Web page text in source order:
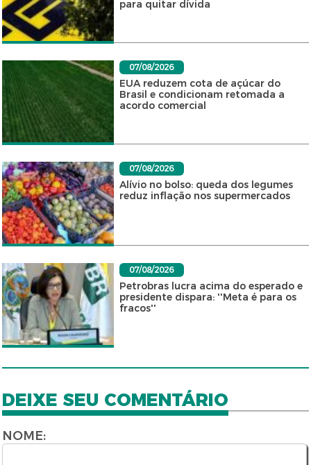
para quitar dívida
07/08/2026
EUA reduzem cota de açúcar do
Brasil e condicionam retomada a
acordo comercial
07/08/2026
Alívio no bolso: queda dos legumes
reduz inflação nos supermercados
07/08/2026
Petrobras lucra acima do esperado e
presidente dispara: ''Meta é para os
fracos''
DEIXE SEU COMENTÁRIO
NOME: